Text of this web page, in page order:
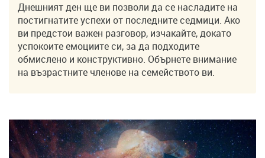
Днешният ден ще ви позволи да се насладите на
постигнатите успехи от последните седмици. Ако
ви предстои важен разговор, изчакайте, докато
успокоите емоциите си, за да подходите
обмислено и конструктивно. Обърнете внимание
на възрастните членове на семейството ви.